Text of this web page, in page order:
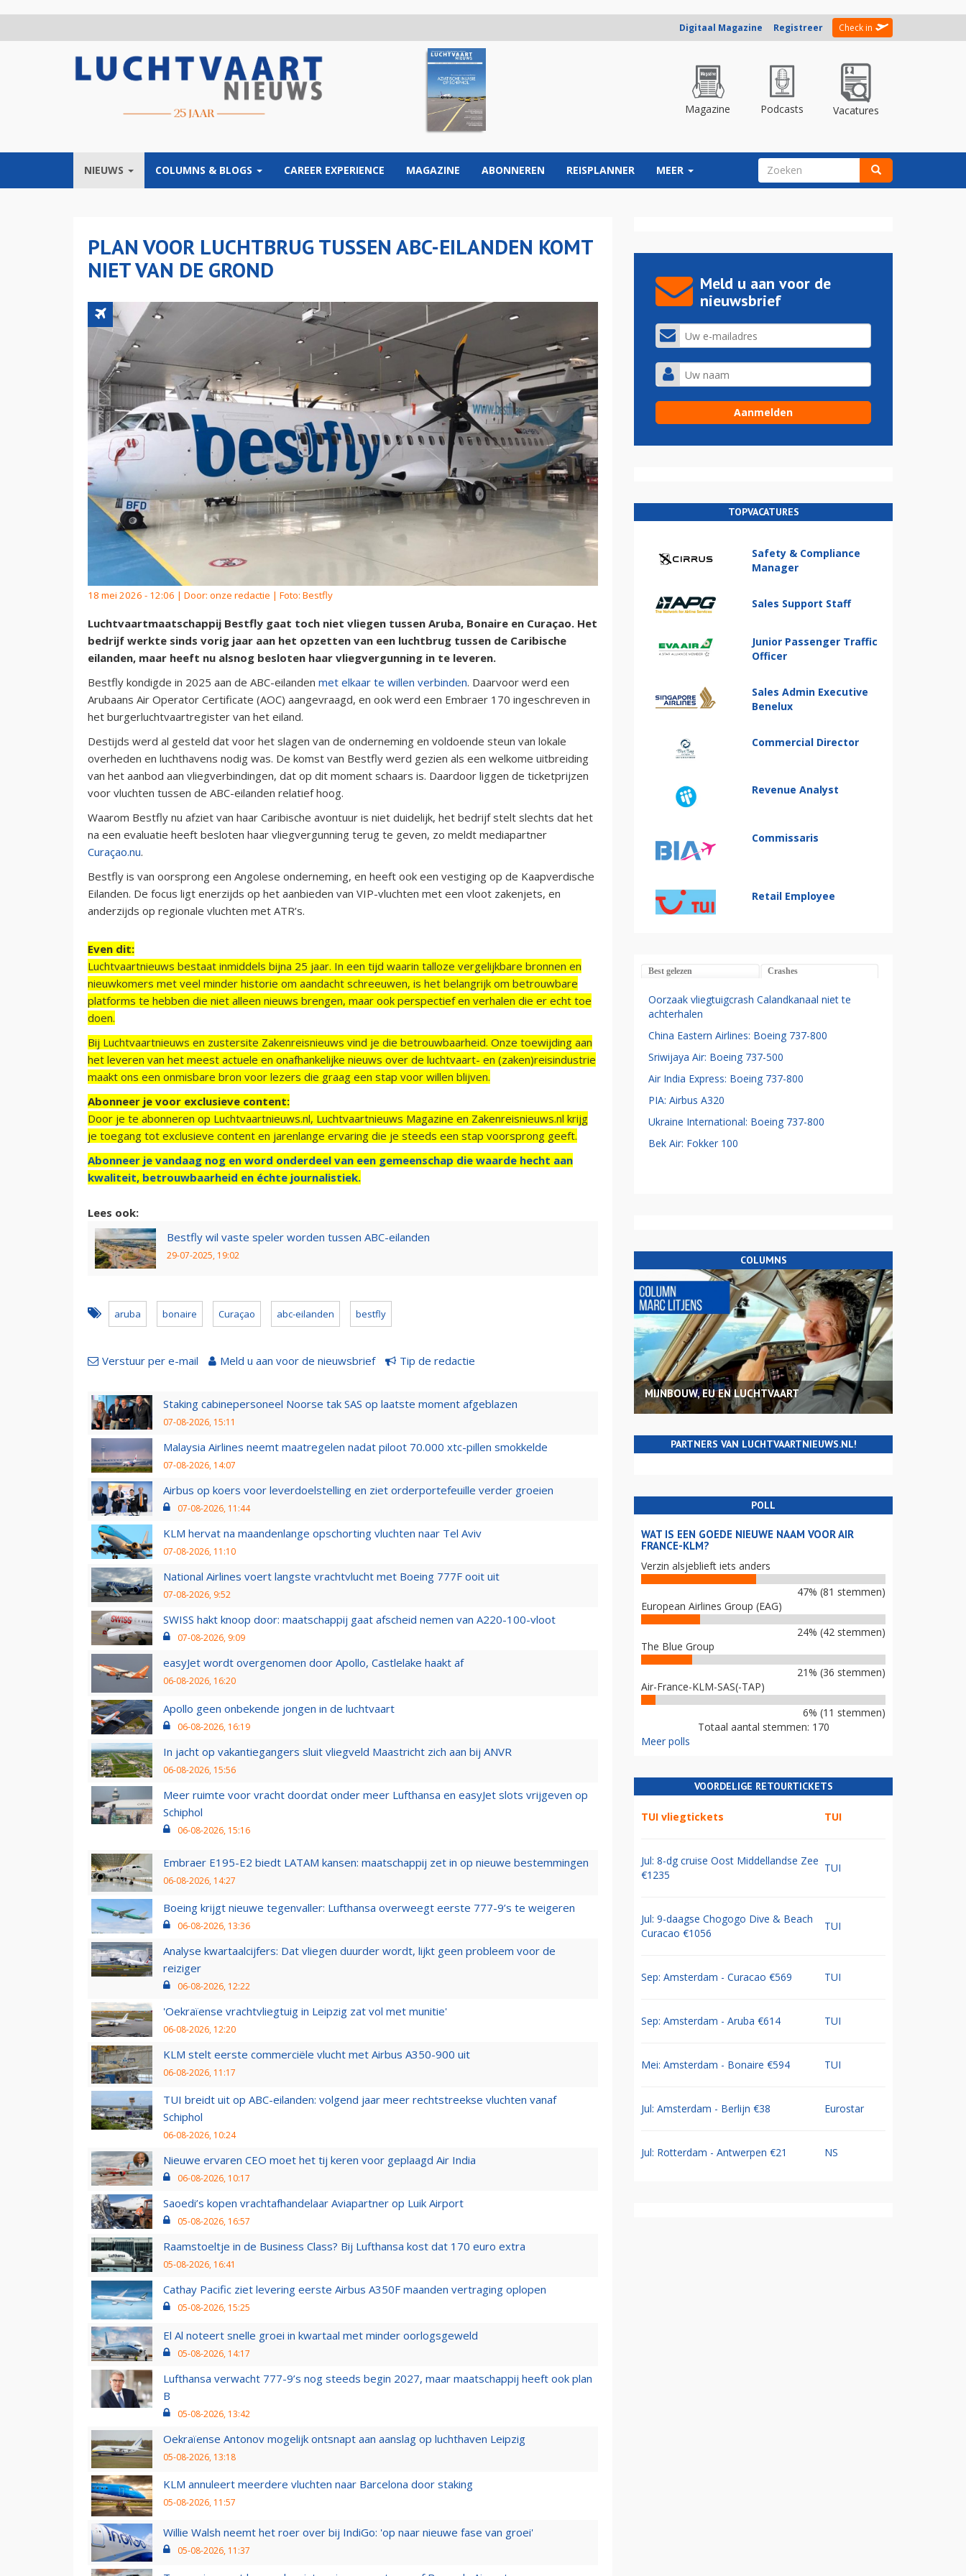
Digitaal Magazine Registreer Check in
Magazine Podcasts Vacatures
NIEUWS COLUMNS & BLOGS CAREER EXPERIENCE MAGAZINE ABONNEREN REISPLANNER MEER ZOEKVELD
PLAN VOOR LUCHTBRUG TUSSEN ABC-EILANDEN KOMT
NIET VAN DE GROND
18 mei 2026 - 12:06 | Door: onze redactie | Foto: Bestfly
Luchtvaartmaatschappij Bestfly gaat toch niet vliegen tussen Aruba, Bonaire en Curaçao. Het
bedrijf werkte sinds vorig jaar aan het opzetten van een luchtbrug tussen de Caribische
eilanden, maar heeft nu alsnog besloten haar vliegvergunning in te leveren.
Bestfly kondigde in 2025 aan de ABC-eilanden met elkaar te willen verbinden. Daarvoor werd een
Arubaans Air Operator Certificate (AOC) aangevraagd, en ook werd een Embraer 170 ingeschreven in
het burgerluchtvaartregister van het eiland.
Destijds werd al gesteld dat voor het slagen van de onderneming en voldoende steun van lokale
overheden en luchthavens nodig was. De komst van Bestfly werd gezien als een welkome uitbreiding
van het aanbod aan vliegverbindingen, dat op dit moment schaars is. Daardoor liggen de ticketprijzen
voor vluchten tussen de ABC-eilanden relatief hoog.
Waarom Bestfly nu afziet van haar Caribische avontuur is niet duidelijk, het bedrijf stelt slechts dat het
na een evaluatie heeft besloten haar vliegvergunning terug te geven, zo meldt mediapartner
Curaçao.nu.
Bestfly is van oorsprong een Angolese onderneming, en heeft ook een vestiging op de Kaapverdische
Eilanden. De focus ligt enerzijds op het aanbieden van VIP-vluchten met een vloot zakenjets, en
anderzijds op regionale vluchten met ATR’s.
Even dit:
Luchtvaartnieuws bestaat inmiddels bijna 25 jaar. In een tijd waarin talloze vergelijkbare bronnen en
nieuwkomers met veel minder historie om aandacht schreeuwen, is het belangrijk om betrouwbare
platforms te hebben die niet alleen nieuws brengen, maar ook perspectief en verhalen die er echt toe
doen.
Bij Luchtvaartnieuws en zustersite Zakenreisnieuws vind je die betrouwbaarheid. Onze toewijding aan
het leveren van het meest actuele en onafhankelijke nieuws over de luchtvaart- en (zaken)reisindustrie
maakt ons een onmisbare bron voor lezers die graag een stap voor willen blijven.
Abonneer je voor exclusieve content:
Door je te abonneren op Luchtvaartnieuws.nl, Luchtvaartnieuws Magazine en Zakenreisnieuws.nl krijg
je toegang tot exclusieve content en jarenlange ervaring die je steeds een stap voorsprong geeft.
Abonneer je vandaag nog en word onderdeel van een gemeenschap die waarde hecht aan
kwaliteit, betrouwbaarheid en échte journalistiek.
Lees ook:
Bestfly wil vaste speler worden tussen ABC-eilanden
29-07-2025, 19:02
aruba bonaire Curaçao abc-eilanden bestfly
Verstuur per e-mail Meld u aan voor de nieuwsbrief Tip de redactie
Staking cabinepersoneel Noorse tak SAS op laatste moment afgeblazen
07-08-2026, 15:11
Malaysia Airlines neemt maatregelen nadat piloot 70.000 xtc-pillen smokkelde
07-08-2026, 14:07
Airbus op koers voor leverdoelstelling en ziet orderportefeuille verder groeien
07-08-2026, 11:44
KLM hervat na maandenlange opschorting vluchten naar Tel Aviv
07-08-2026, 11:10
National Airlines voert langste vrachtvlucht met Boeing 777F ooit uit
07-08-2026, 9:52
SWISS hakt knoop door: maatschappij gaat afscheid nemen van A220-100-vloot
07-08-2026, 9:09
easyJet wordt overgenomen door Apollo, Castlelake haakt af
06-08-2026, 16:20
Apollo geen onbekende jongen in de luchtvaart
06-08-2026, 16:19
In jacht op vakantiegangers sluit vliegveld Maastricht zich aan bij ANVR
06-08-2026, 15:56
Meer ruimte voor vracht doordat onder meer Lufthansa en easyJet slots vrijgeven op
Schiphol
06-08-2026, 15:16
Embraer E195-E2 biedt LATAM kansen: maatschappij zet in op nieuwe bestemmingen
06-08-2026, 14:27
Boeing krijgt nieuwe tegenvaller: Lufthansa overweegt eerste 777-9’s te weigeren
06-08-2026, 13:36
Analyse kwartaalcijfers: Dat vliegen duurder wordt, lijkt geen probleem voor de
reiziger
06-08-2026, 12:22
'Oekraïense vrachtvliegtuig in Leipzig zat vol met munitie'
06-08-2026, 12:20
KLM stelt eerste commerciële vlucht met Airbus A350-900 uit
06-08-2026, 11:17
TUI breidt uit op ABC-eilanden: volgend jaar meer rechtstreekse vluchten vanaf
Schiphol
06-08-2026, 10:24
Nieuwe ervaren CEO moet het tij keren voor geplaagd Air India
06-08-2026, 10:17
Saoedi’s kopen vrachtafhandelaar Aviapartner op Luik Airport
05-08-2026, 16:57
Raamstoeltje in de Business Class? Bij Lufthansa kost dat 170 euro extra
05-08-2026, 16:41
Cathay Pacific ziet levering eerste Airbus A350F maanden vertraging oplopen
05-08-2026, 15:25
El Al noteert snelle groei in kwartaal met minder oorlogsgeweld
05-08-2026, 14:17
Lufthansa verwacht 777-9’s nog steeds begin 2027, maar maatschappij heeft ook plan
B
05-08-2026, 13:42
Oekraïense Antonov mogelijk ontsnapt aan aanslag op luchthaven Leipzig
05-08-2026, 13:18
KLM annuleert meerdere vluchten naar Barcelona door staking
05-08-2026, 11:57
Willie Walsh neemt het roer over bij IndiGo: 'op naar nieuwe fase van groei'
05-08-2026, 11:37
Meld u aan voor de
nieuwsbrief
TOPVACATURES
Safety & Compliance
Manager
Sales Support Staff
Junior Passenger Traffic
Officer
Sales Admin Executive
Benelux
Commercial Director
Revenue Analyst
Commissaris
Retail Employee
Best gelezen Crashes
Oorzaak vliegtuigcrash Calandkanaal niet te
achterhalen
China Eastern Airlines: Boeing 737-800
Sriwijaya Air: Boeing 737-500
Air India Express: Boeing 737-800
PIA: Airbus A320
Ukraine International: Boeing 737-800
Bek Air: Fokker 100
COLUMNS
MIJNBOUW, EU EN LUCHTVAART
PARTNERS VAN LUCHTVAARTNIEUWS.NL!
POLL
WAT IS EEN GOEDE NIEUWE NAAM VOOR AIR
FRANCE-KLM?
Verzin alsjeblieft iets anders
47% (81 stemmen)
European Airlines Group (EAG)
24% (42 stemmen)
The Blue Group
21% (36 stemmen)
Air-France-KLM-SAS(-TAP)
6% (11 stemmen)
Totaal aantal stemmen: 170
Meer polls
VOORDELIGE RETOURTICKETS
TUI vliegtickets TUI
Jul: 8-dg cruise Oost Middellandse Zee
€1235
TUI
Jul: 9-daagse Chogogo Dive & Beach
Curacao €1056
TUI
Sep: Amsterdam - Curacao €569 TUI
Sep: Amsterdam - Aruba €614 TUI
Mei: Amsterdam - Bonaire €594 TUI
Jul: Amsterdam - Berlijn €38 Eurostar
Jul: Rotterdam - Antwerpen €21 NS